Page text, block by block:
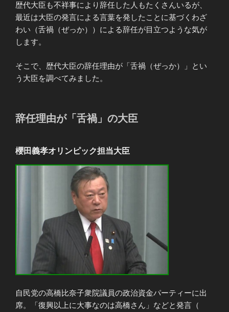
歴代大臣も不祥事により辞任した人もたくさんいるが、
最近は大臣の発言による言葉を発したことに基づくわざ
わい（舌禍（ぜっか））による辞任が目立つような気が
します。
そこで、歴代大臣の辞任理由が「舌禍（ぜっか）」とい
う大臣を調べてみました。
辞任理由が「舌禍」の大臣
櫻田義孝オリンピック担当大臣
自民党の高橋比奈子衆院議員の政治資金パーティーに出
席。「復興以上に大事なのは高橋さん」などと発言（